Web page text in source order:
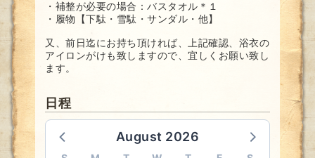
・補整が必要の場合：バスタオル＊１
・履物【下駄・雪駄・サンダル・他】
又、前日迄にお持ち頂ければ、上記確認、浴衣の
アイロンがけも致しますので、宜しくお願い致し
ます。
日程
August 2026